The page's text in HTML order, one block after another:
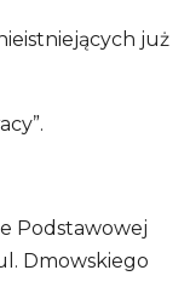
już
Podstawowej
Dmowskiego